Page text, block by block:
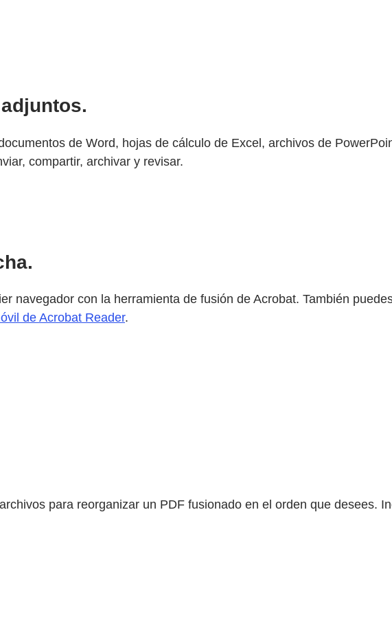
de Word, hojas de cálculo de Excel, archivos de
compartir, archivar y revisar.
navegador con la herramienta de fusión de Acrobat. También
de Acrobat Reader.
para reorganizar un PDF fusionado en el orden que desees.